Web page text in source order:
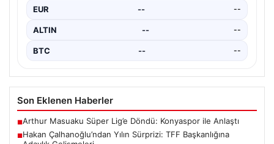
EUR -- --
ALTIN -- --
BTC -- --
Son Eklenen Haberler
■Arthur Masuaku Süper Lig’e Döndü: Konyaspor ile Anlaştı
■Hakan Çalhanoğlu’ndan Yılın Sürprizi: TFF Başkanlığına